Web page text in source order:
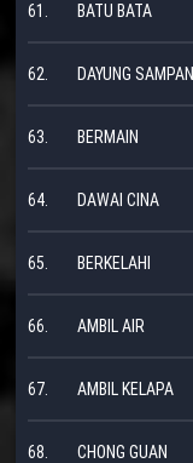
61. BATU BATA
62. DAYUNG SAMPAN
63. BERMAIN
64. DAWAI CINA
65. BERKELAHI
66. AMBIL AIR
67. AMBIL KELAPA
68. CHONG GUAN